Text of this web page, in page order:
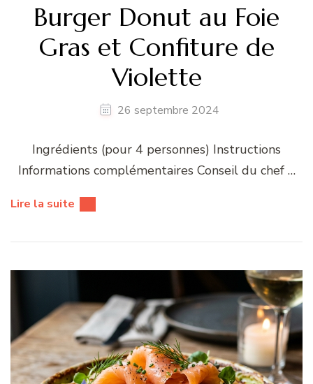
Burger Donut au Foie
Gras et Confiture de
Violette
26 septembre 2024
Ingrédients (pour 4 personnes) Instructions
Informations complémentaires Conseil du chef …
Lire la suite